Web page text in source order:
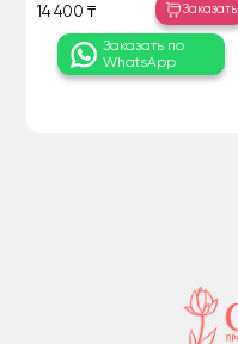
14 400 ₸ Заказать
Заказать по
WhatsApp